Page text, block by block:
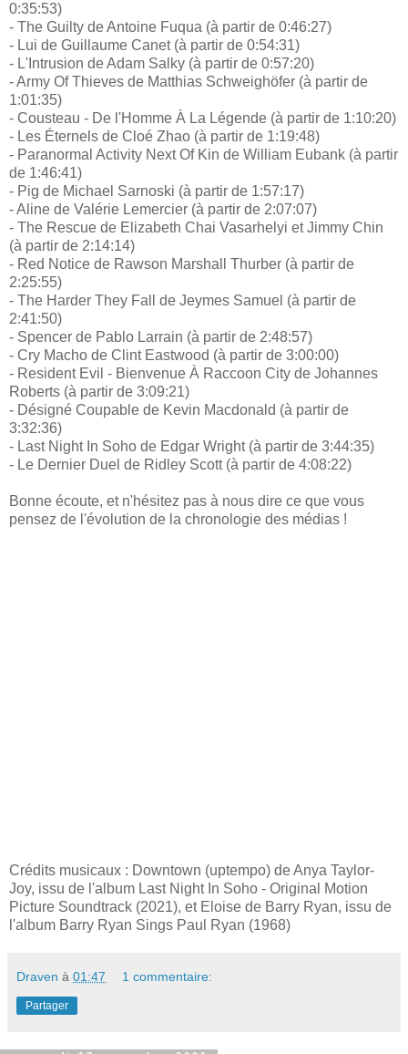
0:35:53)
- The Guilty de Antoine Fuqua (à partir de 0:46:27)
- Lui de Guillaume Canet (à partir de 0:54:31)
- L'Intrusion de Adam Salky (à partir de 0:57:20)
- Army Of Thieves de Matthias Schweighöfer (à partir de
1:01:35)
- Cousteau - De l'Homme À La Légende (à partir de 1:10:20)
- Les Éternels de Cloé Zhao (à partir de 1:19:48)
- Paranormal Activity Next Of Kin de William Eubank (à partir
de 1:46:41)
- Pig de Michael Sarnoski (à partir de 1:57:17)
- Aline de Valérie Lemercier (à partir de 2:07:07)
- The Rescue de Elizabeth Chai Vasarhelyi et Jimmy Chin
(à partir de 2:14:14)
- Red Notice de Rawson Marshall Thurber (à partir de
2:25:55)
- The Harder They Fall de Jeymes Samuel (à partir de
2:41:50)
- Spencer de Pablo Larrain (à partir de 2:48:57)
- Cry Macho de Clint Eastwood (à partir de 3:00:00)
- Resident Evil - Bienvenue À Raccoon City de Johannes
Roberts (à partir de 3:09:21)
- Désigné Coupable de Kevin Macdonald (à partir de
3:32:36)
- Last Night In Soho de Edgar Wright (à partir de 3:44:35)
- Le Dernier Duel de Ridley Scott (à partir de 4:08:22)
Bonne écoute, et n'hésitez pas à nous dire ce que vous
pensez de l'évolution de la chronologie des médias !
Crédits musicaux : Downtown (uptempo) de Anya Taylor-
Joy, issu de l'album Last Night In Soho - Original Motion
Picture Soundtrack (2021), et Eloise de Barry Ryan, issu de
l'album Barry Ryan Sings Paul Ryan (1968)
Draven à 01:47 1 commentaire:
Partager